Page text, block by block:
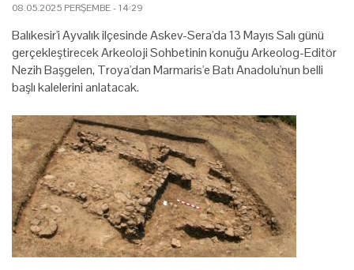
08.05.2025 PERŞEMBE - 14:29
Balıkesir'i Ayvalık ilçesinde Askev-Sera'da 13 Mayıs Salı günü
gerçekleştirecek Arkeoloji Sohbetinin konuğu Arkeolog-Editör
Nezih Başgelen, Troya'dan Marmaris'e Batı Anadolu'nun belli
başlı kalelerini anlatacak.